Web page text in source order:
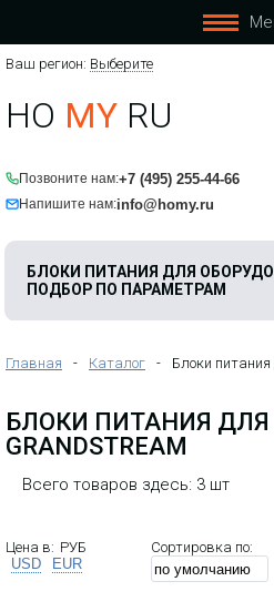
Ваш регион: Выберите
HO MY RU
Позвоните нам:+7 (495) 255-44-66
Напишите нам:info@homy.ru
БЛОКИ ПИТАНИЯ ДЛЯ
ПОДБОР ПО ПАРАМЕТРАМ
Главная - Каталог - Блоки
БЛОКИ ПИТАНИЯ
GRANDSTREAM
Всего товаров здесь: 3 шт
Цена в: РУБ
USD
EUR
Сортировка по:
Для Sip адаптеров
камер Grandstream
телефонов GXP2130.